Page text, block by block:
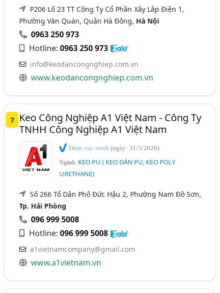
P206 Lô 23 TT Công Ty Cổ Phần Xây Lắp Điện 1,
Phường Văn Quán, Quận Hà Đông, Hà Nội
0963 250 973
Hotline:0963 250 973
info@keodancongnghiep.com.vn
www.keodancongnghiep.com.vn
7
Keo Công Nghiệp A1 Việt Nam - Công Ty
TNHH Công Nghiệp A1 Việt Nam
Được xác minh(ngày: 31/3/2026)
Ngành: KEO PU ( KEO DÁN PU, KEO POLY
URETHANE)
Số 266 Tổ Dân Phố Đức Hậu 2, Phường Nam Đồ Sơn,
Tp. Hải Phòng
096 999 5008
Hotline:096 999 5008
a1vietnamcompany@gmail.com
www.a1vietnam.vn